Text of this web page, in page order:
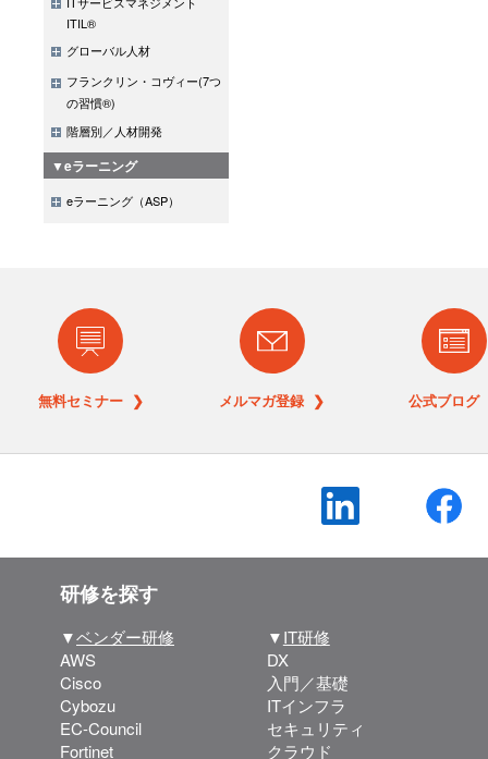
ITIL®
グローバル人材
フランクリン・コヴィー(7つ
の習慣®)
階層別／人材開発
▼eラーニング
eラーニング（ASP）
無料セミナー ❯ メルマガ登録 ❯ 公式ブロ
研修を探す
▼ベンダー研修
AWS
Cisco
Cybozu
EC-Council
Fortinet
▼IT研修
DX
入門／基礎
ITインフラ
セキュリティ
クラウド